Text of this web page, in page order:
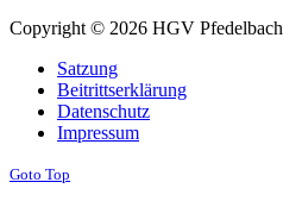
Copyright © 2026 HGV Pfedelbach
Satzung
Beitrittserklärung
Datenschutz
Impressum
Goto Top